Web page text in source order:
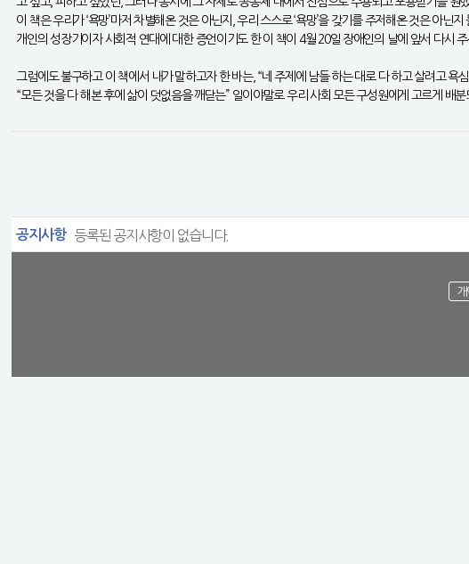
이 책은 우리가 ‘욕망’마저 차별해온 것은 아닌지, 우리 스스로 ‘욕망’을 갖기를 주저해온 것은 아
개인의 성장기이자 사회적 연대에 대한 증언이기도 한 이 책이 4월 20일 장애인의 날에 앞서 다시
그럼에도 불구하고 이 책에서 내가 말하고자 한 바는, “네 주제에 남들 하는 대로 다 하고 살려고
“모든 것을 다 해본 후에 삶이 덧없음을 깨닫는” 일이야말로 우리 사회 모든 구성원에게 고르게 배
공지사항 등록된 공지사항이 없습니다.
개